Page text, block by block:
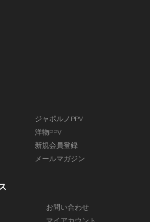
ジャポルノPPV
洋物PPV
新規会員登録
メールマガジン
お問い合わせ